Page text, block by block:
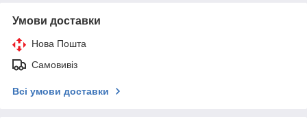
Умови доставки
Нова Пошта
Самовивіз
Всі умови доставки